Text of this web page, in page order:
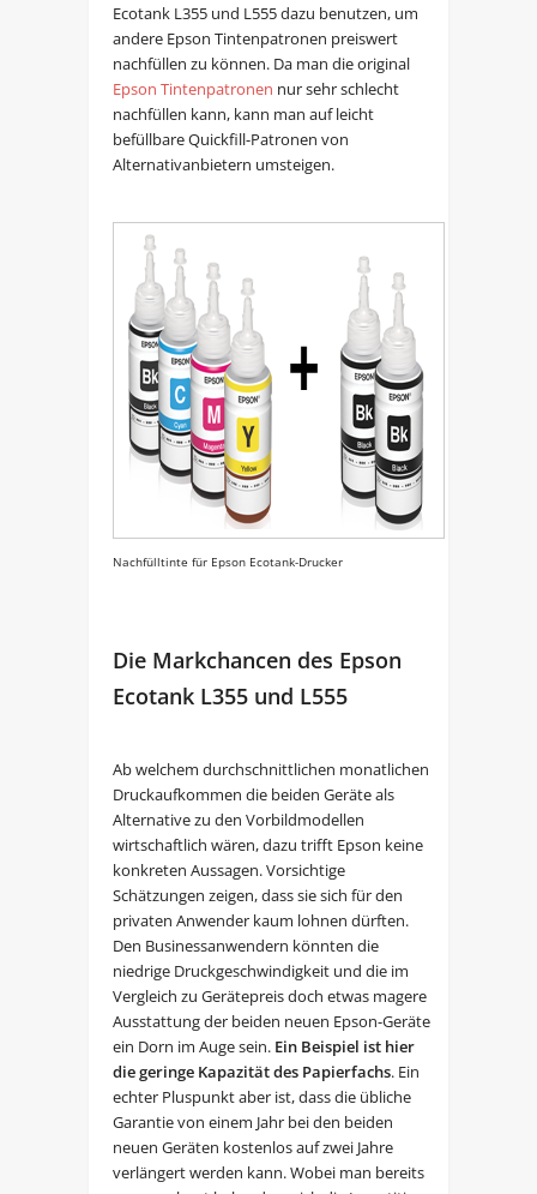
Ecotank L355 und L555 dazu benutzen, um
andere Epson Tintenpatronen preiswert
nachfüllen zu können. Da man die original
Epson Tintenpatronen nur sehr schlecht
nachfüllen kann, kann man auf leicht
befüllbare Quickfill-Patronen von
Alternativanbietern umsteigen.
Nachfülltinte für Epson Ecotank-Drucker
Die Markchancen des Epson
Ecotank L355 und L555
Ab welchem durchschnittlichen monatlichen
Druckaufkommen die beiden Geräte als
Alternative zu den Vorbildmodellen
wirtschaftlich wären, dazu trifft Epson keine
konkreten Aussagen. Vorsichtige
Schätzungen zeigen, dass sie sich für den
privaten Anwender kaum lohnen dürften.
Den Businessanwendern könnten die
niedrige Druckgeschwindigkeit und die im
Vergleich zu Gerätepreis doch etwas magere
Ausstattung der beiden neuen Epson-Geräte
ein Dorn im Auge sein. Ein Beispiel ist hier
die geringe Kapazität des Papierfachs. Ein
echter Pluspunkt aber ist, dass die übliche
Garantie von einem Jahr bei den beiden
neuen Geräten kostenlos auf zwei Jahre
verlängert werden kann. Wobei man bereits